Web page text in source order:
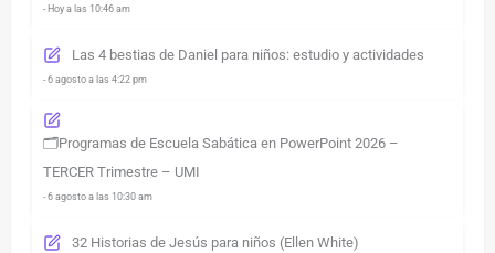
- Hoy a las 10:46 am
Las 4 bestias de Daniel para niños: estudio y actividades
- 6 agosto a las 4:22 pm
🗂️Programas de Escuela Sabática en PowerPoint 2026 –
TERCER Trimestre – UMI
- 6 agosto a las 10:30 am
32 Historias de Jesús para niños (Ellen White)